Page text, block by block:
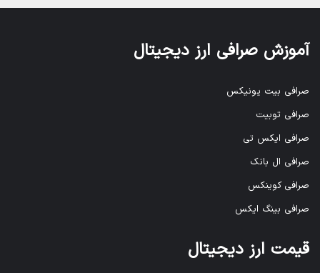
آموزش صرافی ارز دیجیتال
صرافی بیت یونیکس
صرافی توبیت
صرافی ایکس تی
صرافی ال بانک
صرافی کوینکس
صرافی بینگ ایکس
قیمت ارز دیجیتال